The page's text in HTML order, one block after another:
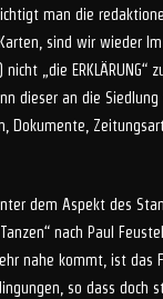
man die
sind wir wieder
nicht „die ERKLÄRUNG“
dieser an die
Dokumente,
dem Aspekt des
nach Paul
nahe kommt, ist das
so dass doch